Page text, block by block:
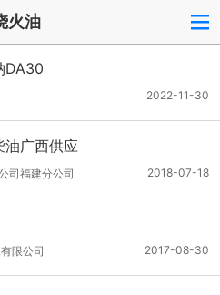
火油
DA30
2022-11-30
油广西供应
2018-07-18
司福建分公司
2017-08-30
限公司